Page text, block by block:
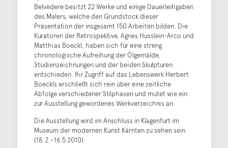
Belvedere besitzt 22 Werke und einige Dauerleihgaben
des Malers, welche den Grundstock dieser
Präsentation der insgesamt 150 Arbeiten bilden. Die
Kuratoren der Retrospektive, Agnes Husslein-Arco und
Matthias Boeckl, haben sich für eine streng
chronologische Aufreihung der Ölgemälde,
Studienzeichnungen und der beiden Skulpturen
entschieden. Ihr Zugriff auf das Lebenswerk Herbert
Boeckls erschließt sich rein über eine zeitliche
Abfolge verschiedener Stilphasen und mutet wie ein
zur Ausstellung gewordenes Werkverzeichnis an.
Die Ausstellung wird im Anschluss in Klagenfurt im
Museum der modernen Kunst Kärnten zu sehen sein
(18.2.–16.5.2010).